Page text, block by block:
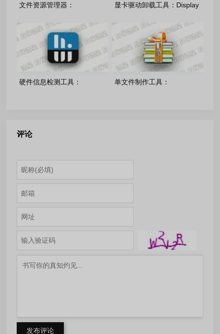
文件资源管理器：
注册绿色版
显卡驱动卸载工具：Display
绿色版
硬件信息检测工具：
单文件制作工具：
评论
发布评论